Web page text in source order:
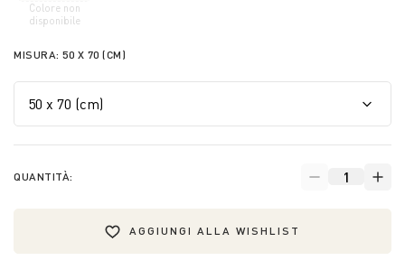
Colore non
disponibile
selected
MISURA: 50 X 70 (CM)
QUANTITÀ:
AGGIUNGI ALLA WISHLIST